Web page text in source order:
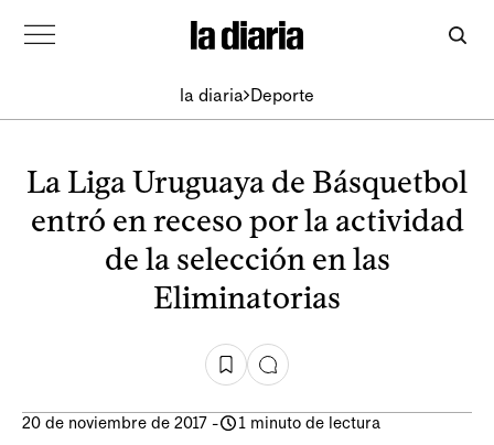
la diaria Deporte
La Liga Uruguaya de Básquetbol
entró en receso por la actividad
de la selección en las
Eliminatorias
20 de noviembre de 2017 - 1 minuto de lectura